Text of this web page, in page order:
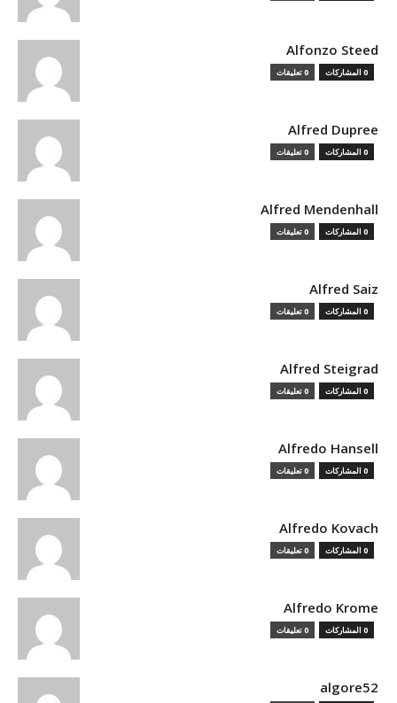
Alfonzo Steed
0 المشاركات 0 تعليقات
Alfred Dupree
0 المشاركات 0 تعليقات
Alfred Mendenhall
0 المشاركات 0 تعليقات
Alfred Saiz
0 المشاركات 0 تعليقات
Alfred Steigrad
0 المشاركات 0 تعليقات
Alfredo Hansell
0 المشاركات 0 تعليقات
Alfredo Kovach
0 المشاركات 0 تعليقات
Alfredo Krome
0 المشاركات 0 تعليقات
algore52